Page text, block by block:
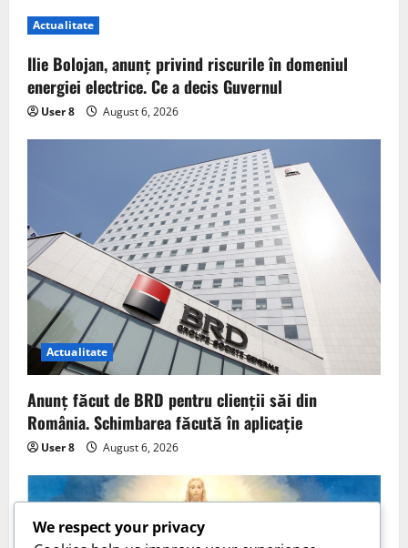
Actualitate
Ilie Bolojan, anunț privind riscurile în domeniul
energiei electrice. Ce a decis Guvernul
User 8 August 6, 2026
Actualitate
Anunț făcut de BRD pentru clienții săi din
România. Schimbarea făcută în aplicație
User 8 August 6, 2026
We respect your privacy